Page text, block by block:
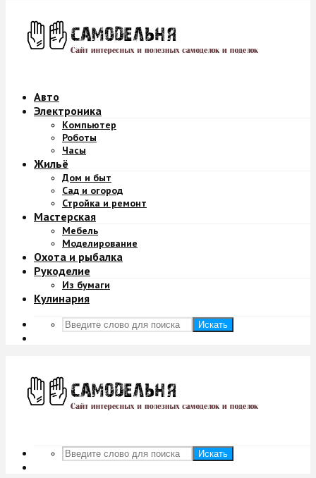
Авто
Электроника
Компьютер
Роботы
Часы
Жильё
Дом и быт
Сад и огород
Стройка и ремонт
Мастерская
Мебель
Моделирование
Охота и рыбалка
Рукоделие
Из бумаги
Кулинария
Искать
Искать